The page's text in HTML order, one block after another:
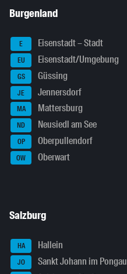
Burgenland
E Eisenstadt – Stadt
EU Eisenstadt/Umgebung
GS Güssing
JE Jennersdorf
MA Mattersburg
ND Neusiedl am See
OP Oberpullendorf
OW Oberwart
Salzburg
HA Hallein
JO Sankt Johann im Pongau